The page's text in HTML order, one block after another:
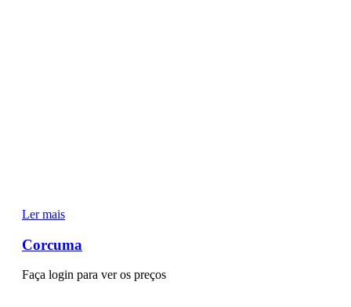
Ler mais
Corcuma
Faça login para ver os preços